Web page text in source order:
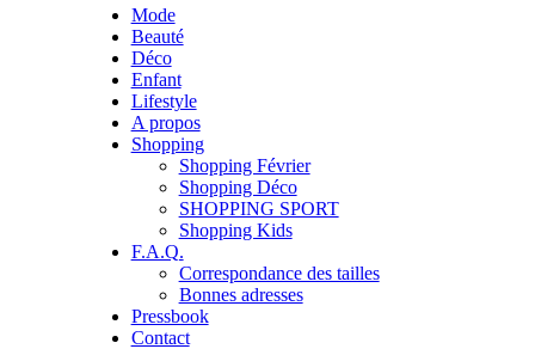
Mode
Beauté
Déco
Enfant
Lifestyle
A propos
Shopping
Shopping Février
Shopping Déco
SHOPPING SPORT
Shopping Kids
F.A.Q.
Correspondance des tailles
Bonnes adresses
Pressbook
Contact